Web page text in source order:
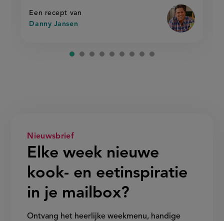
rijst'
Een recept van
Danny Jansen
rijst
Nieuwsbrief
Elke week nieuwe
kook- en eetinspiratie
in je mailbox?
Ontvang het heerlijke weekmenu, handige